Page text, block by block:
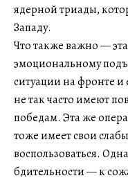
ядерной триады,
Западу.
Что также важно —
эмоциональному
ситуации на фронте
не так часто имеют
победам. Эта же
тоже имеет свои
воспользоваться.
бдительности — к